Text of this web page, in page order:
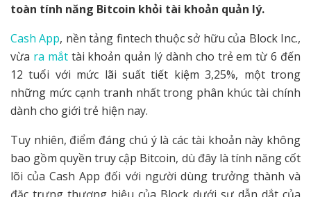
toàn tính năng Bitcoin khỏi tài khoản quản lý.
Cash App, nền tảng fintech thuộc sở hữu của Block Inc.,
vừa ra mắttài khoản quản lý dành cho trẻ em từ 6 đến
12 tuổi với mức lãi suất tiết kiệm 3,25%, một trong
những mức cạnh tranh nhất trong phân khúc tài chính
dành cho giới trẻ hiện nay.
Tuy nhiên, điểm đáng chú ý là các tài khoản này không
bao gồm quyền truy cập Bitcoin, dù đây là tính năng cốt
lõi của Cash App đối với người dùng trưởng thành và